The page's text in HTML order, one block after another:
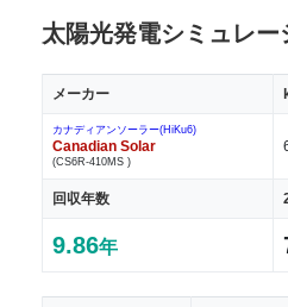
太陽光発電シミュレー
メーカー
カナディアンソーラー(HiKu6)
Canadian Solar
(CS6R-410MS )
回収年数
9.86年